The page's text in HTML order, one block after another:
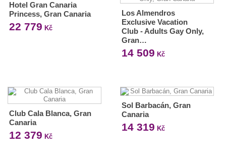
Hotel Gran Canaria
Princess, Gran Canaria
22 779 Kč
Los Almendros
Exclusive Vacation
Club - Adults Gay Only,
Gran…
14 509 Kč
Club Cala Blanca, Gran
Canaria
12 379 Kč
Sol Barbacán, Gran
Canaria
14 319 Kč